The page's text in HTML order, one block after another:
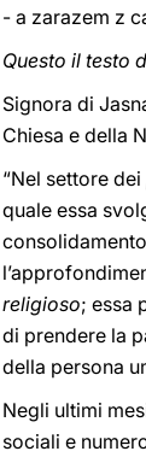
- a zarazem z
Questo il testo
Signora di
Chiesa e della
“Nel settore dei
quale essa
religioso; essa
di prendere la
della persona
Negli ultimi
sociali e